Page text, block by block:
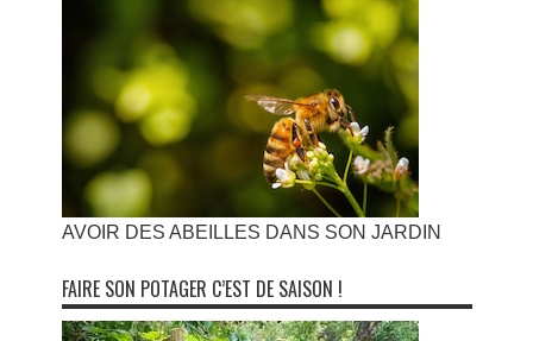
AVOIR DES ABEILLES DANS SON JARDIN
FAIRE SON POTAGER C’EST DE SAISON !